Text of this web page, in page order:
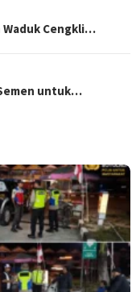
Waduk Cengkli…
untuk…